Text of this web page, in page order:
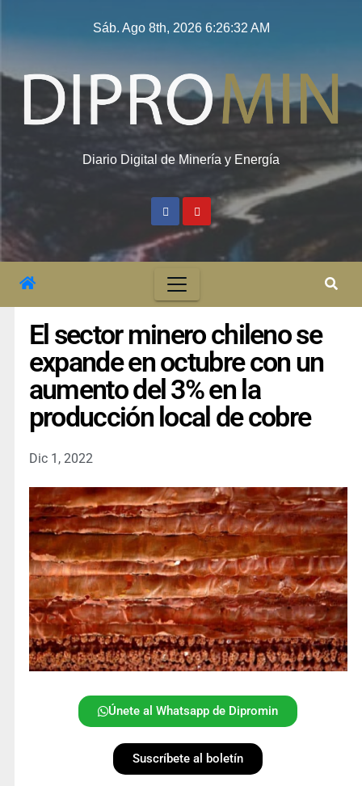
Sáb. Ago 8th, 2026 6:26:33 AM
Diario Digital de Minería y Energía
El sector minero chileno se
expande en octubre con un
aumento del 3% en la
producción local de cobre
Dic 1, 2022
Únete al Whatsapp de Dipromin
Suscríbete al boletín